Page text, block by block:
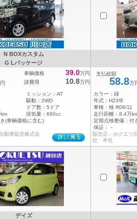
N BOXカスタム
G Lパッケージ
車輌価格 39.0万円
諸費用
10.8万円
ミッション： AT
駆動： 2WD
ドア数： 5ドア
排気量： 660cc
(車輌価格に含む)
動車販売株式会
支払総額
58.8万
カラー： 緑
年式： H23年
車検： 検 R08/11
走行距離： 8.4万
定期点検整備： 付
保証：
－
販売店：ホクエツ
社 本社
デイズ